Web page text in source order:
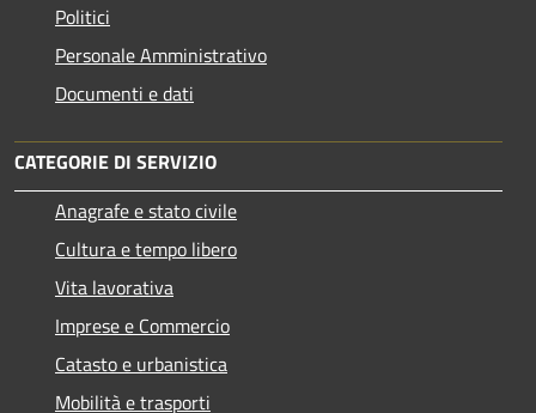
Politici
Personale Amministrativo
Documenti e dati
CATEGORIE DI SERVIZIO
Anagrafe e stato civile
Cultura e tempo libero
Vita lavorativa
Imprese e Commercio
Catasto e urbanistica
Mobilità e trasporti